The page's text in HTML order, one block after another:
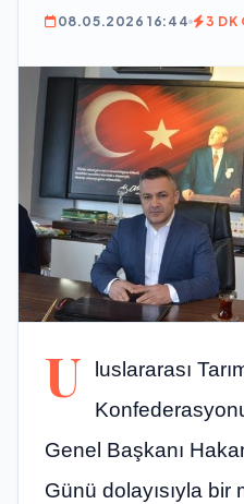
08.05.2026 16:44 3 DK
U
luslararası
Genel Başkanı
Günü dolayısıyla bir